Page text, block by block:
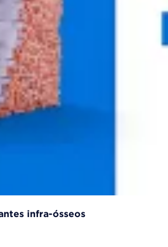
infra-ósseos